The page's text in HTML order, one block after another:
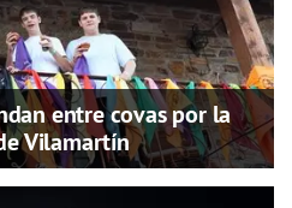
entre covas por la
Vilamartín